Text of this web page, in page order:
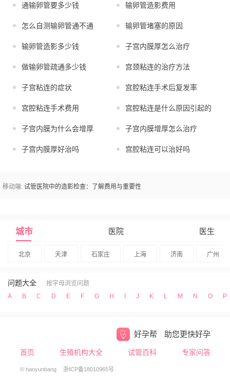
通输卵管要多少钱 输卵管造影费用
怎么自测输卵管通不通 输卵管堵塞的原因
输卵管造影多少钱 子宫内膜厚怎么治疗
做输卵管疏通多少钱 宫颈粘连的治疗方法
子宫粘连的症状 宫腔粘连手术后复发率
宫腔粘连手术费用 宫腔粘连是什么原因引起的
子宫内膜为什么会增厚 子宫内膜增厚怎么治疗
子宫内膜厚好治吗 宫腔粘连可以治好吗
移动端: 试管医院中的造影检查：了解费用与重要性
城市 医院 医生
北京 天津 石家庄 上海 济南 广州
问题大全
按字母浏览问题
A
B C D E F G H I J K L M N O P
好孕帮 助您更快好孕
首页 生殖机构大全 试管百科 专家问答
© haoyunbang 浙ICP备18010965号